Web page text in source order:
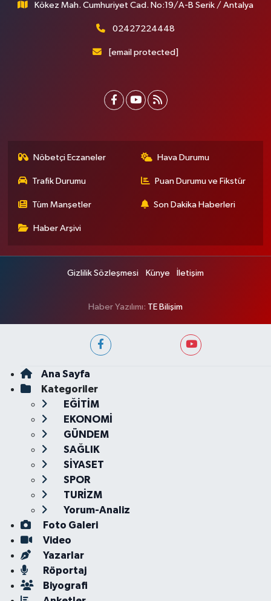
Kökez Mah. Cumhuriyet Cad. No:19/A-B Serik / Antalya
02427224448
[email protected]
Nöbetçi Eczaneler Hava Durumu
Trafik Durumu Puan Durumu ve Fikstür
Tüm Manşetler Son Dakika Haberleri
Haber Arşivi
Gizlilik Sözleşmesi Künye İletişim
Haber Yazılımı: TE Bilişim
Ana Sayfa
Kategoriler
EĞİTİM
EKONOMİ
GÜNDEM
SAĞLIK
SİYASET
SPOR
TURİZM
Yorum-Analiz
Foto Galeri
Video
Yazarlar
Röportaj
Biyografi